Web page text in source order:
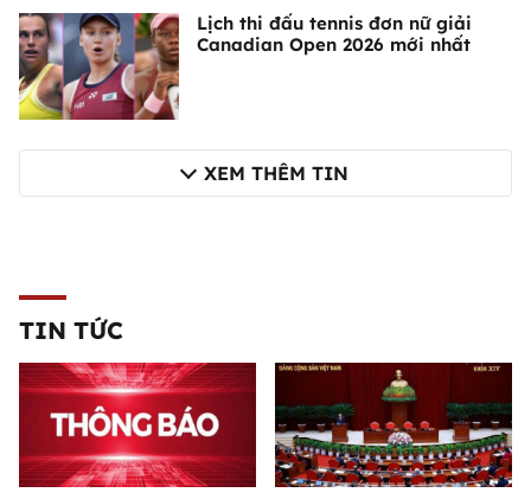
Lịch thi đấu tennis đơn nữ giải
Canadian Open 2026 mới nhất
XEM THÊM TIN
TIN TỨC